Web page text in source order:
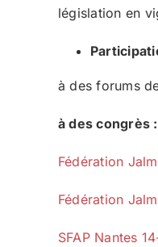
législation en
à des forums
à des congrès :
Fédération
Fédération
SFAP Nantes